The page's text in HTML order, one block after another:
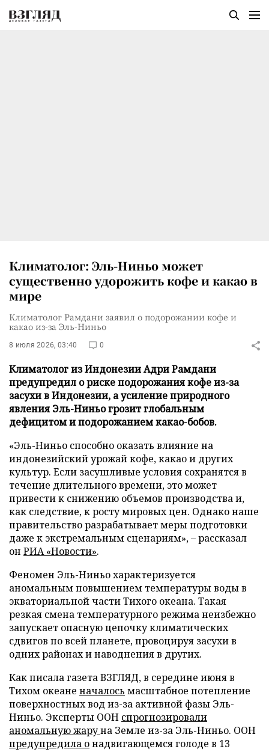
Климатолог: Эль-Ниньо может
существенно удорожить кофе и какао в
мире
Климатолог Рамдани заявил о подорожании кофе и
какао из-за Эль-Ниньо
8 июля 2026, 03:40 0
Климатолог из Индонезии Адри Рамдани
предупредил о риске подорожания кофе из-за
засухи в Индонезии, а усиление природного
явления Эль-Ниньо грозит глобальным
дефицитом и подорожанием какао-бобов.
«Эль-Ниньо способно оказать влияние на
индонезийский урожай кофе, какао и других
культур. Если засушливые условия сохранятся в
течение длительного времени, это может
привести к снижению объемов производства и,
как следствие, к росту мировых цен. Однако наше
правительство разрабатывает меры подготовки
даже к экстремальным сценариям», – рассказал
он РИА «Новости».
Феномен Эль-Ниньо характеризуется
аномальным повышением температуры воды в
экваториальной части Тихого океана. Такая
резкая смена температурного режима неизбежно
запускает опасную цепочку климатических
сдвигов по всей планете, провоцируя засухи в
одних районах и наводнения в других.
Как писала газета ВЗГЛЯД, в середине июня в
Тихом океане началось масштабное потепление
поверхностных вод из-за активной фазы Эль-
Ниньо. Эксперты ООН спрогнозировали
аномальную жаруна Земле из-за Эль-Ниньо. ООН
предупредила онадвигающемся голоде в 13